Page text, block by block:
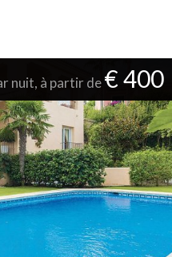
nuit, à partir de€ 400